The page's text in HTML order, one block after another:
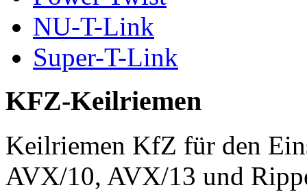
NU-T-Link
Super-T-Link
KFZ-Keilriemen
Keilriemen KfZ für den
AVX/10, AVX/13 und